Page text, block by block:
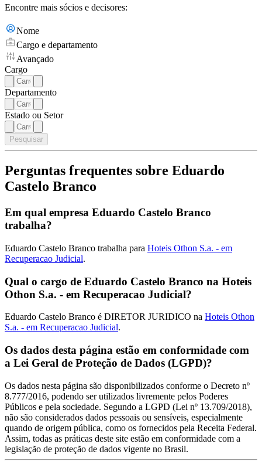
Encontre mais sócios e decisores:
Nome
Cargo e departamento
Avançado
Cargo
Departamento
Estado ou Setor
Pesquisar
Perguntas frequentes sobre Eduardo
Castelo Branco
Em qual empresa Eduardo Castelo Branco
trabalha?
Eduardo Castelo Branco trabalha para Hoteis Othon S.a. - em
Recuperacao Judicial.
Qual o cargo de Eduardo Castelo Branco na Hoteis
Othon S.a. - em Recuperacao Judicial?
Eduardo Castelo Branco é DIRETOR JURIDICO na Hoteis Othon
S.a. - em Recuperacao Judicial.
Os dados desta página estão em conformidade com
a Lei Geral de Proteção de Dados (LGPD)?
Os dados nesta página são disponibilizados conforme o Decreto nº
8.777/2016, podendo ser utilizados livremente pelos Poderes
Públicos e pela sociedade. Segundo a LGPD (Lei nº 13.709/2018),
não são considerados dados pessoais ou sensíveis, especialmente
quando de origem pública, como os fornecidos pela Receita Federal.
Assim, todas as práticas deste site estão em conformidade com a
legislação de proteção de dados vigente no Brasil.